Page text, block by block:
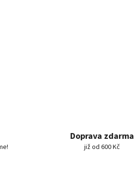
Doprava zdarma
již od 600 Kč